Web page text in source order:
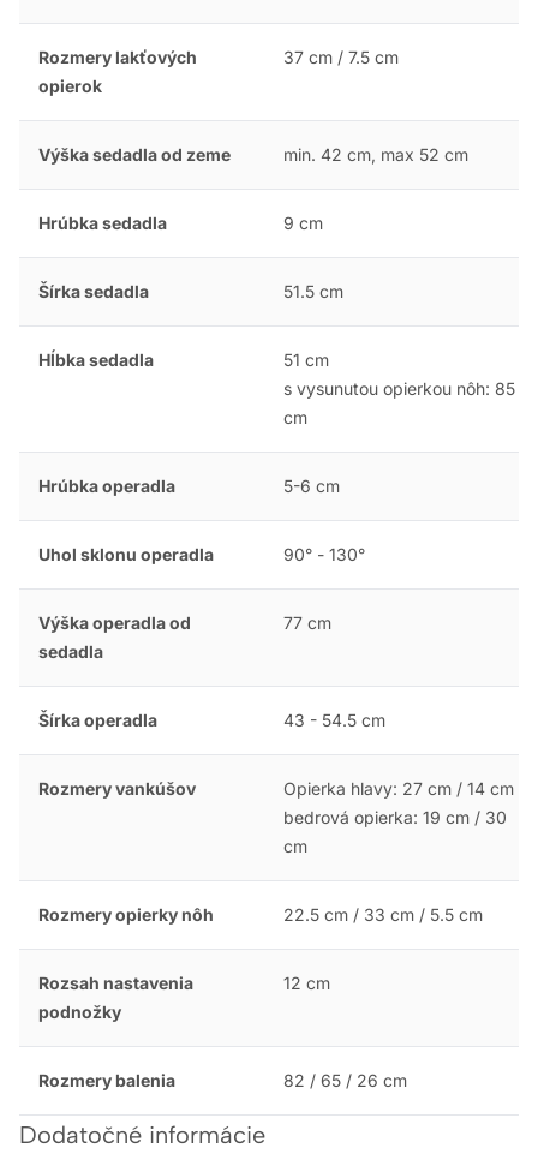
Rozmery lakťových
opierok
37 cm / 7.5 cm
Výška sedadla od zeme min. 42 cm, max 52 cm
Hrúbka sedadla 9 cm
Šírka sedadla 51.5 cm
Hĺbka sedadla
51 cm
s vysunutou opierkou nôh: 85
cm
Hrúbka operadla 5-6 cm
Uhol sklonu operadla 90° - 130°
Výška operadla od
sedadla
77 cm
Šírka operadla 43 - 54.5 cm
Rozmery vankúšov
Opierka hlavy: 27 cm / 14 cm
bedrová opierka: 19 cm / 30
cm
Rozmery opierky nôh 22.5 cm / 33 cm / 5.5 cm
Rozsah nastavenia
podnožky
12 cm
Rozmery balenia 82 / 65 / 26 cm
Dodatočné informácie